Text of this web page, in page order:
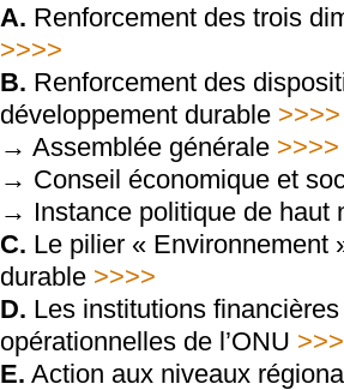
A. Renforcement des trois
>>>>
B. Renforcement des
développement durable >>>>
→ Assemblée générale >>>>
→ Conseil économique et
→ Instance politique de haut
C. Le pilier « Environnement
durable >>>>
D. Les institutions
opérationnelles de l’ONU
E. Action aux niveaux